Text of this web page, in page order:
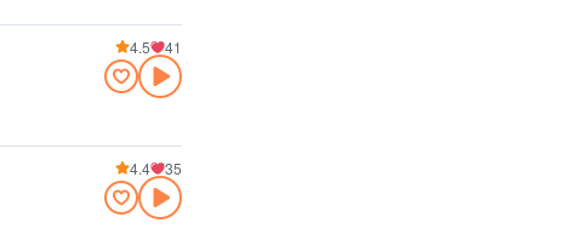
4.5 41
4.4 35